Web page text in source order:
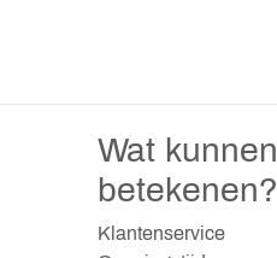
Wat
betekenen?
Klantenservice